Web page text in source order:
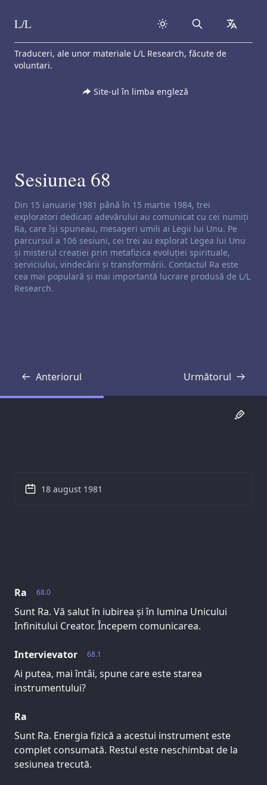
Skip to content
L/L Search
Traduceri, ale unor materiale L/L Research, făcute de
voluntari.
Site-ul în limba engleză
Sesiunea 68
Exonerare de responsabilitate privind canalizarea:
Din 15 ianuarie 1981 până în 15 martie 1984, trei
exploratori dedicați adevărului au comunicat cu cei numiți
Ra, care își spuneau, mesageri umili ai Legii lui Unu. Pe
parcursul a 106 sesiuni, cei trei au explorat Legea lui Unu
și misterul creației prin metafizica evoluției spirituale,
serviciului, vindecării și transformării. Contactul Ra este
cea mai populară și mai importantă lucrare produsă de L/L
Research.
Anteriorul
Transcriere Următorul
Transcriere
68.0
Ra
Sunt Ra. Vă salut în iubirea și în lumina Unicului
Infinitului Creator. Începem comunicarea.
68.1
Intervievator
Ai putea, mai întâi, spune care este starea
instrumentului?
Ra
Sunt Ra. Energia fizică a acestui instrument este
complet consumată. Restul este neschimbat de la
sesiunea trecută.
18 august 1981